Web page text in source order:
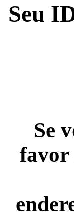
Seu
Se
favor